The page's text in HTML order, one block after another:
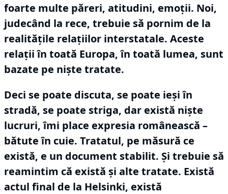
foarte multe păreri, atitudini, emoţii. Noi,
judecând la rece, trebuie să pornim de la
realităţile relaţiilor interstatale. Aceste
relaţii în toată Europa, în toată lumea, sunt
bazate pe nişte tratate.
Deci se poate discuta, se poate ieşi în
stradă, se poate striga, dar există nişte
lucruri, îmi place expresia românească –
bătute în cuie. Tratatul, pe măsură ce
există, e un document stabilit. Şi trebuie să
reamintim că există şi alte tratate. Există
actul final de la Helsinki, există